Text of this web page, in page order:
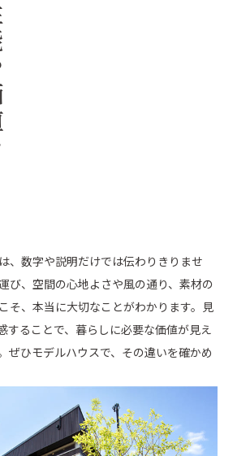
、数字や説明だけでは伝わりきりませ
び、空間の心地よさや風の通り、素材の
そ、本当に大切なことがわかります。見
することで、暮らしに必要な価値が見え
ぜひモデルハウスで、その違いを確かめ